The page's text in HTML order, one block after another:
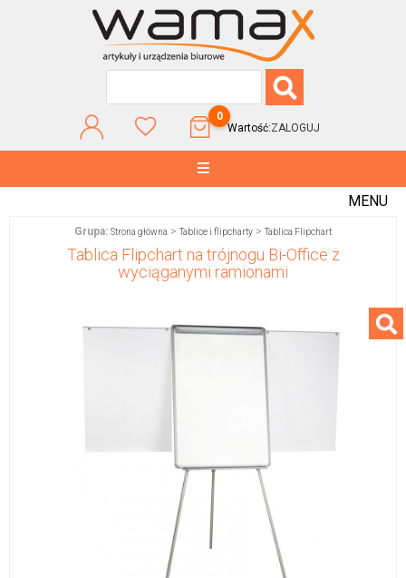
0
Wartość:ZALOGUJ
MENU
Grupa: Strona główna >Tablice i flipcharty >Tablica Flipchart
Tablica Flipchart na trójnogu Bi-Office z
wyciąganymi ramionami